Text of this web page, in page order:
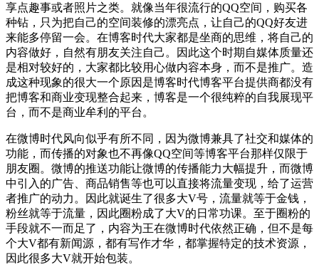
享点趣事或者照片之类。就像当年很流行的QQ空间，购买各
种钻，只为把自己的空间装修的漂亮点，让自己的QQ好友进
来能多停留一会。在博客时代大家都是坐商的思维，将自己的
内容做好，自然有朋友关注自己。因此这个时期自媒体质量还
是相对较好的，大家都比较用心做内容本身，而不是推广。造
成这种现象的很大一个原因是博客时代博客平台提供商都没有
把博客和商业变现整合起来，博客是一个很纯粹的自我展现平
台，而不是商业牟利的平台。
在微博时代风向似乎有所不同，因为微博兼具了社交和媒体的
功能，而传播的对象也不再像QQ空间等博客平台那样仅限于
朋友圈。微博的推送功能让微博的传播能力大幅提升，而微博
中引入的广告、商品销售等也可以直接将流量变现，给了运营
者推广的动力。因此就诞生了很多大V号，流量就等于金钱，
粉丝就等于流量，因此圈粉成了大V的日常功课。至于圈粉的
手段就不一而足了，内容为王在微博时代依然正确，但不是每
个大V都有新闻源，都有写作才华，都掌握特定的技术资源，
因此很多大V就开始包装。